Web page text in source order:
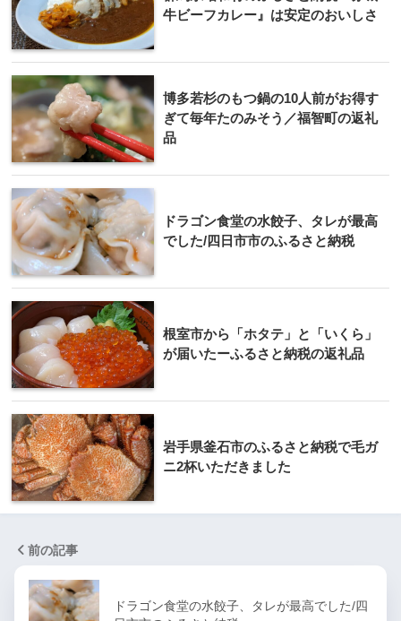
牛ビーフカレー』は安定のおいしさ
博多若杉のもつ鍋の10人前がお得す
ぎて毎年たのみそう／福智町の返礼
品
ドラゴン食堂の水餃子、タレが最高
でした/四日市市のふるさと納税
根室市から「ホタテ」と「いくら」
が届いたーふるさと納税の返礼品
岩手県釜石市のふるさと納税で毛ガ
ニ2杯いただきました
前の記事
ドラゴン食堂の水餃子、タレが最高でした/四